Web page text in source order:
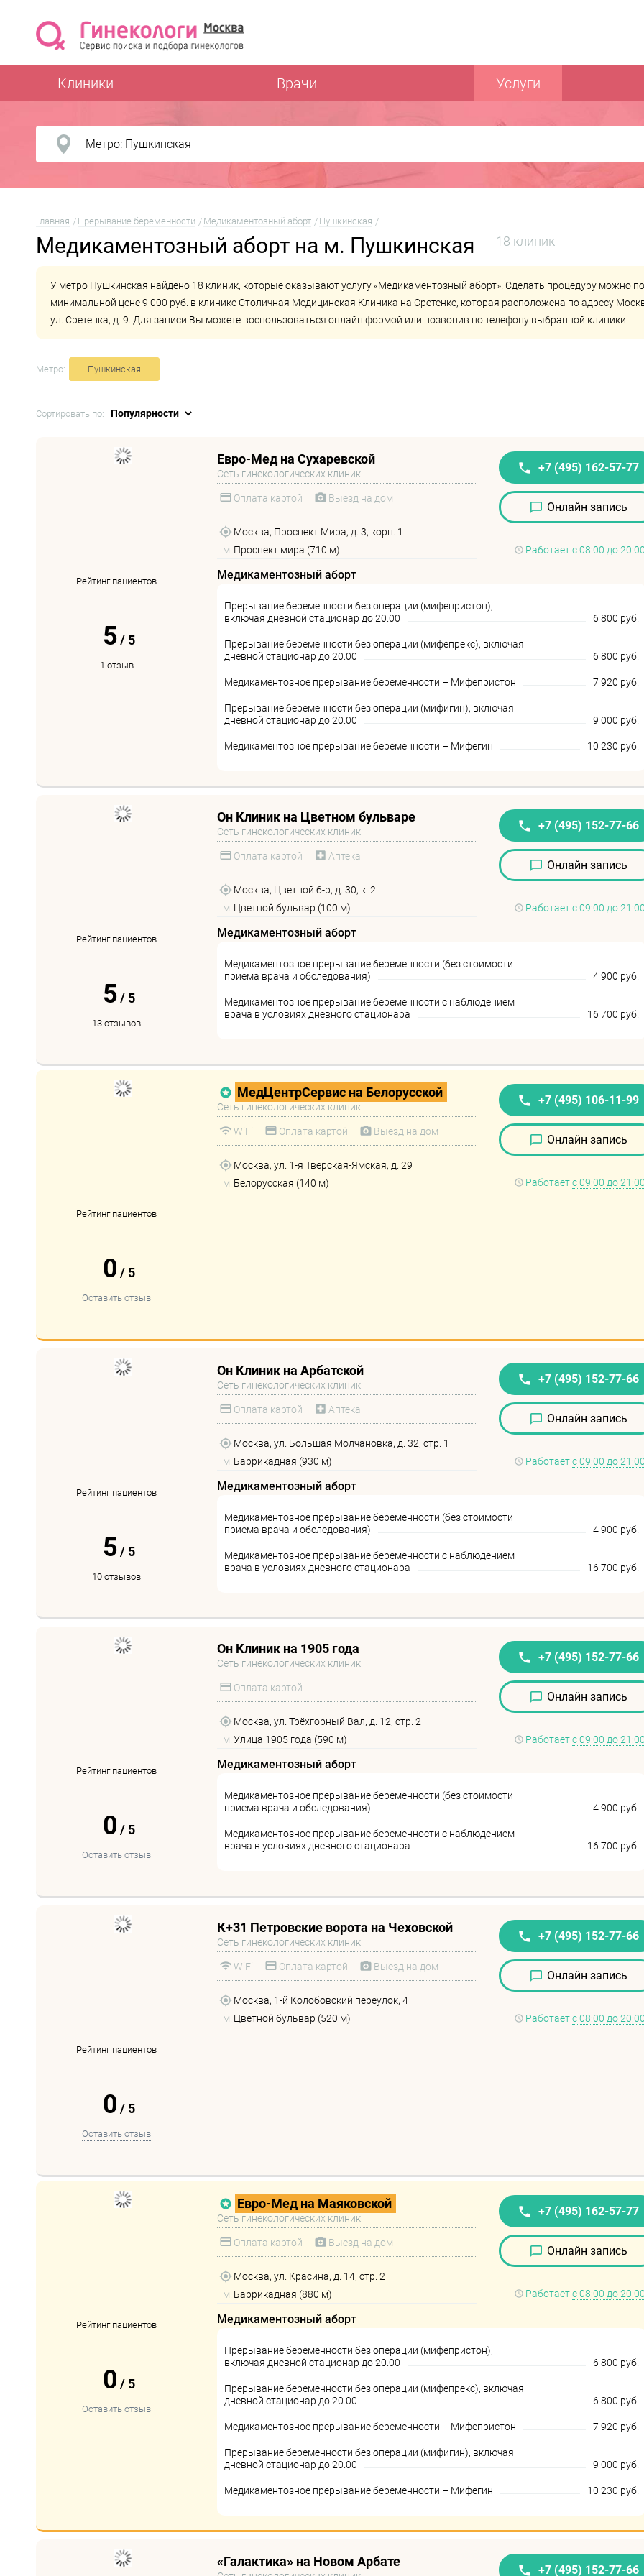
Клиники Врачи Услуги
Главная Прерывание беременности Медикаментозный аборт Пушкинская
Медикаментозный аборт на м. Пушкинская 18 клиник
У метро Пушкинская найдено 18 клиник, которые оказывают услугу «Медикаментозный аборт». Сделать процедуру можно по
минимальной цене 9 000 руб. в клиникеСтоличная Медицинская Клиника на Сретенке, которая расположена по адресу
ул. Сретенка, д. 9. Для записи Вы можете воспользоваться онлайн формой или позвонив по телефону выбранной клиники.
Метро: Пушкинская
Сортировать по:
Рейтинг пациентов
5 / 5
1 отзыв
Евро-Мед на Сухаревской
Сеть гинекологических клиник
Оплата картой Выезд на дом
Москва, Проспект Мира, д. 3, корп. 1
м. Проспект мира (710 м)
Медикаментозный аборт
Прерывание беременности без операции (мифепристон),
включая дневной стационар до 20.00
6 800 руб.
Прерывание беременности без операции (мифепрекс), включая
дневной стационар до 20.00
6 800 руб.
Медикаментозное прерывание беременности – Мифепристон 7 920 руб.
Прерывание беременности без операции (мифигин), включая
дневной стационар до 20.00
9 000 руб.
Медикаментозное прерывание беременности – Мифегин 10 230 руб.
+7 (495) 162-57-77
Онлайн запись
Работаетс 08:00 до
Рейтинг пациентов
5 / 5
13 отзывов
Он Клиник на Цветном бульваре
Сеть гинекологических клиник
Оплата картой Аптека
Москва, Цветной б-р, д. 30, к. 2
м. Цветной бульвар (100 м)
Медикаментозный аборт
Медикаментозное прерывание беременности (без стоимости
приема врача и обследования)
4 900 руб.
Медикаментозное прерывание беременности с наблюдением
врача в условиях дневного стационара
16 700 руб.
+7 (495) 152-77-66
Онлайн запись
Работаетс 09:00 до
Рейтинг пациентов
0 / 5
Оставить отзыв
МедЦентрСервис на Белорусской
Сеть гинекологических клиник
WiFi Оплата картой Выезд на дом
Москва, ул. 1-я Тверская-Ямская, д. 29
м. Белорусская (140 м)
+7 (495) 106-11-99
Онлайн запись
Работаетс 09:00 до
Рейтинг пациентов
5 / 5
10 отзывов
Он Клиник на Арбатской
Сеть гинекологических клиник
Оплата картой Аптека
Москва, ул. Большая Молчановка, д. 32, стр. 1
м. Баррикадная (930 м)
Медикаментозный аборт
Медикаментозное прерывание беременности (без стоимости
приема врача и обследования)
4 900 руб.
Медикаментозное прерывание беременности с наблюдением
врача в условиях дневного стационара
16 700 руб.
+7 (495) 152-77-66
Онлайн запись
Работаетс 09:00 до
Рейтинг пациентов
0 / 5
Оставить отзыв
Он Клиник на 1905 года
Сеть гинекологических клиник
Оплата картой
Москва, ул. Трёхгорный Вал, д. 12, стр. 2
м. Улица 1905 года (590 м)
Медикаментозный аборт
Медикаментозное прерывание беременности (без стоимости
приема врача и обследования)
4 900 руб.
Медикаментозное прерывание беременности с наблюдением
врача в условиях дневного стационара
16 700 руб.
+7 (495) 152-77-66
Онлайн запись
Работаетс 09:00 до
Рейтинг пациентов
0 / 5
Оставить отзыв
К+31 Петровские ворота на Чеховской
Сеть гинекологических клиник
WiFi Оплата картой Выезд на дом
Москва, 1-й Колобовский переулок, 4
м. Цветной бульвар (520 м)
+7 (495) 152-77-66
Онлайн запись
Работаетс 08:00 до
Рейтинг пациентов
0 / 5
Оставить отзыв
Евро-Мед на Маяковской
Сеть гинекологических клиник
Оплата картой Выезд на дом
Москва, ул. Красина, д. 14, стр. 2
м. Баррикадная (880 м)
Медикаментозный аборт
Прерывание беременности без операции (мифепристон),
включая дневной стационар до 20.00
6 800 руб.
Прерывание беременности без операции (мифепрекс), включая
дневной стационар до 20.00
6 800 руб.
Медикаментозное прерывание беременности – Мифепристон 7 920 руб.
Прерывание беременности без операции (мифигин), включая
дневной стационар до 20.00
9 000 руб.
Медикаментозное прерывание беременности – Мифегин 10 230 руб.
+7 (495) 162-57-77
Онлайн запись
Работаетс 08:00 до
«Галактика» на Новом Арбате
+7 (495) 152-77-66